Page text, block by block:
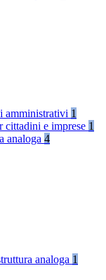
amministrativi 1
cittadini e imprese 1
analoga 4
analoga 1